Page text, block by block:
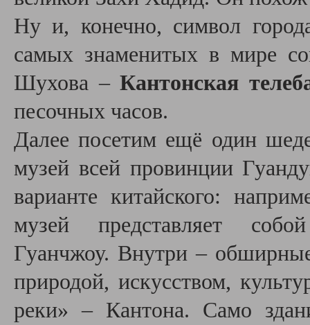
Ну и, конечно, символ
самых знаменитых в мире
Шухова –Кантонская
песочных часов.
Далее посетим ещё один
музей всей провинции
варианте китайского:
музей представляет
Гуанчжоу. Внутри –
природой, искусством,
реки» – Кантона. Само